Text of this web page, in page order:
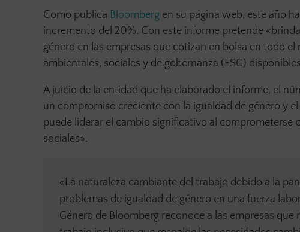
Como publica Bloomberg en su página web, este año
incremento del 20%. Con este informe pretende
género en las empresas que cotizan en bolsa en todo
ambientales, sociales y de gobernanza (ESG)
A juicio de la entidad que ha elaborado el informe, el
un compromiso creciente con la igualdad de género y
puede liderar el cambio significativo al
sociales».
«La naturaleza cambiante del trabajo debido a la
problemas de igualdad de género en una fuerza
Género de Bloomberg reconoce a las empresas